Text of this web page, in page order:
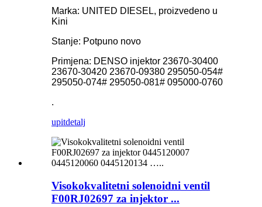
Marka: UNITED DIESEL, proizvedeno u
Kini
Stanje: Potpuno novo
Primjena: DENSO injektor 23670-30400
23670-30420 23670-09380 295050-054#
295050-074# 295050-081# 095000-0760
.
upitdetalj
Visokokvalitetni solenoidni ventil
F00RJ02697 za injektor ...